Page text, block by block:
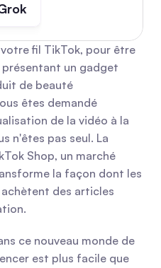
fil TikTok, pour être
un gadget
de beauté
êtes demandé
de la vidéo à la
n'êtes pas seul. La
Shop, un marché
la façon dont les
des articles
ce nouveau monde de
est plus facile que